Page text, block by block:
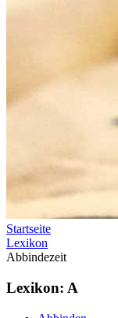
Startseite
Lexikon
Abbindezeit
Lexikon: A